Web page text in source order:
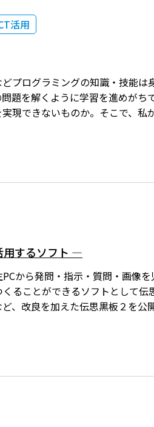
活用
プログラミングの知識・技能
題を解くように学習を進めがち
現できないものか。そこで、
用するソフト ―
から発問・指示・質問・画像
ることができるソフトとして
、改良を加えた伝思黒板２を公